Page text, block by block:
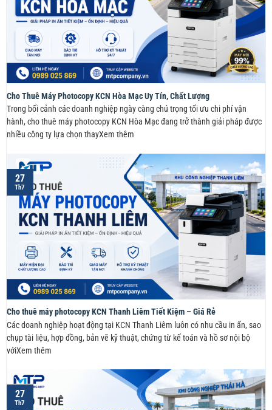
Cho Thuê Máy Photocopy KCN Hòa Mạc Uy Tín, Chất Lượng
Trong bối cảnh các doanh nghiệp ngày càng chú trọng tối ưu chi phí vận
hành, cho thuê máy photocopy KCN Hòa Mạc đang trở thành giải pháp được
nhiều công ty lựa chọn thayXem thêm
Cho thuê máy photocopy KCN Thanh Liêm Tiết Kiệm – Giá Rẻ
Các doanh nghiệp hoạt động tại KCN Thanh Liêm luôn có nhu cầu in ấn, sao
chụp tài liệu, hợp đồng, bản vẽ kỹ thuật, chứng từ kế toán và hồ sơ nội bộ
vớiXem thêm
27
Th7
27
Th7